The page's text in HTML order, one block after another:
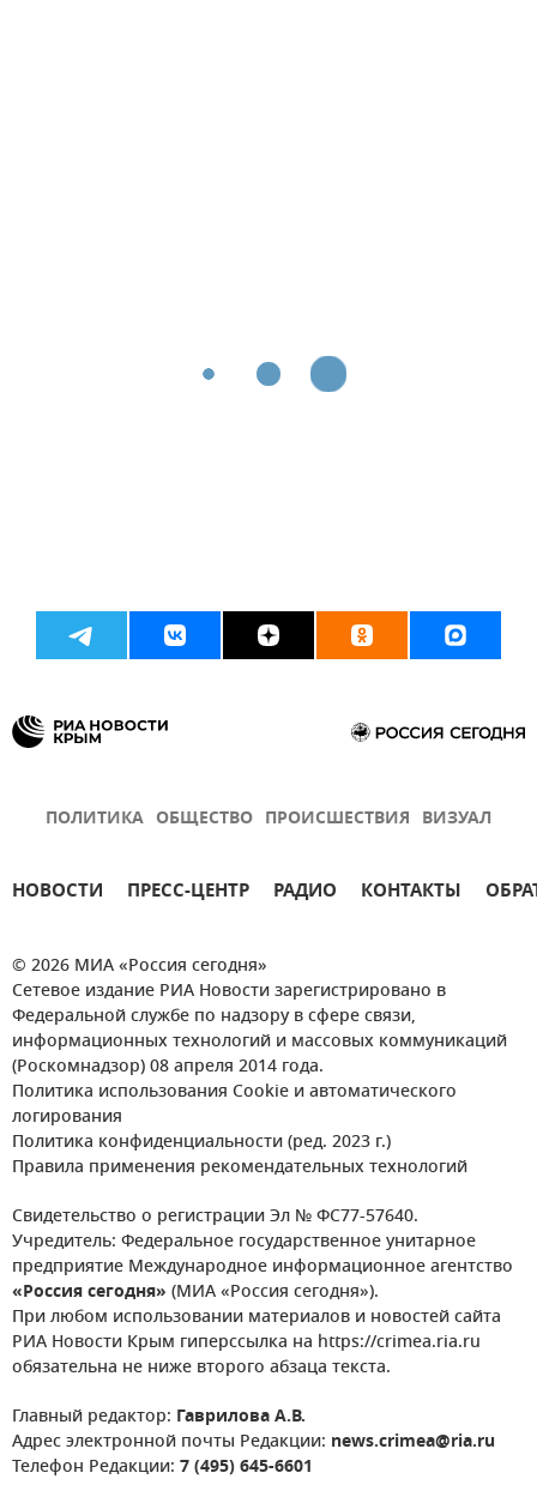
ПОЛИТИКА ОБЩЕСТВО ПРОИСШЕСТВИЯ ВИЗУАЛ
НОВОСТИ ПРЕСС-ЦЕНТР РАДИО КОНТАКТЫ
© 2026 МИА «Россия сегодня»
Сетевое издание РИА Новости зарегистрировано в
Федеральной службе по надзору в сфере связи,
информационных технологий и массовых коммуникаций
(Роскомнадзор) 08 апреля 2014 года.
Политика использования Cookie и автоматического
логирования
Политика конфиденциальности (ред. 2023 г.)
Правила применения рекомендательных технологий
Свидетельство о регистрации Эл № ФС77-57640.
Учредитель: Федеральное государственное унитарное
предприятие Международное информационное агентство
«Россия сегодня» (МИА «Россия сегодня»).
При любом использовании материалов и новостей сайта
РИА Новости Крым гиперссылка на https://crimea.ria.ru
обязательна не ниже второго абзаца текста.
Главный редактор: Гаврилова А.В.
Адрес электронной почты Редакции: news.crimea@ria.ru
Телефон Редакции: 7 (495) 645-6601